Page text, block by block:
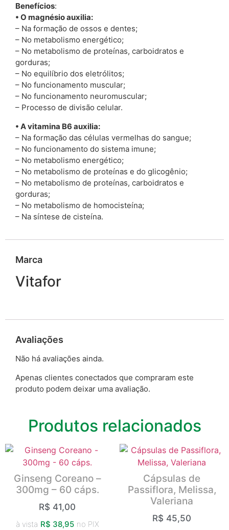
Benefícios:
• O magnésio auxilia:
– Na formação de ossos e dentes;
– No metabolismo energético;
– No metabolismo de proteínas, carboidratos e
gorduras;
– No equilíbrio dos eletrólitos;
– No funcionamento muscular;
– No funcionamento neuromuscular;
– Processo de divisão celular.
• A vitamina B6 auxilia:
– Na formação das células vermelhas do sangue;
– No funcionamento do sistema imune;
– No metabolismo energético;
– No metabolismo de proteínas e do glicogênio;
– No metabolismo de proteínas, carboidratos e
gorduras;
– No metabolismo de homocisteína;
– Na síntese de cisteína.
Marca
Vitafor
Avaliações
Não há avaliações ainda.
Apenas clientes conectados que compraram este
produto podem deixar uma avaliação.
Produtos relacionados
Ginseng Coreano –
300mg – 60 cáps.
R$ 41,00
à vista R$ 38,95 no PIX
Cápsulas de
Passiflora, Melissa,
Valeriana
R$ 45,50